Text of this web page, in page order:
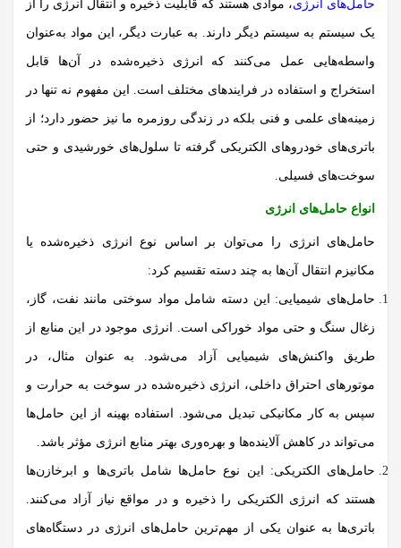
حامل‌های انرژی، موادی هستند که قابلیت ذخیره و انتقال انرژی را از
یک سیستم به سیستم دیگر دارند. به عبارت دیگر، این مواد به‌عنوان
واسطه‌هایی عمل می‌کنند که انرژی ذخیره‌شده در آن‌ها قابل
استخراج و استفاده در فرایندهای مختلف است. این مفهوم نه تنها در
زمینه‌های علمی و فنی بلکه در زندگی روزمره ما نیز حضور دارد؛ از
باتری‌های خودروهای الکتریکی گرفته تا سلول‌های خورشیدی و حتی
سوخت‌های فسیلی.
انواع حامل‌های انرژی
حامل‌های انرژی را می‌توان بر اساس نوع انرژی ذخیره‌شده یا
مکانیزم انتقال آن‌ها به چند دسته تقسیم کرد:
حامل‌های شیمیایی: این دسته شامل مواد سوختی مانند نفت، گاز،
زغال سنگ و حتی مواد خوراکی است. انرژی موجود در این منابع از
طریق واکنش‌های شیمیایی آزاد می‌شود. به عنوان مثال، در
موتورهای احتراق داخلی، انرژی ذخیره‌شده در سوخت به حرارت و
سپس به کار مکانیکی تبدیل می‌شود. استفاده بهینه از این حامل‌ها
می‌تواند در کاهش آلاینده‌ها و بهره‌وری بهتر منابع انرژی مؤثر باشد.
حامل‌های الکتریکی: این نوع حامل‌ها شامل باتری‌ها و ابرخازن‌ها
هستند که انرژی الکتریکی را ذخیره و در مواقع نیاز آزاد می‌کنند.
باتری‌ها به عنوان یکی از مهم‌ترین حامل‌های انرژی در دستگاه‌های